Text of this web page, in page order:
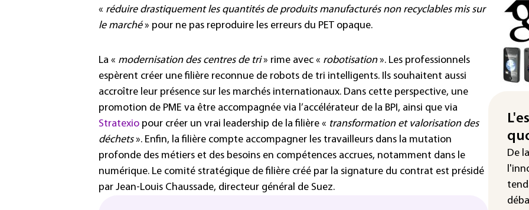
« réduire drastiquement les quantités de produits manufacturés non recyclables mis sur
le marché» pour ne pas reproduire les erreurs du PET opaque.
La « modernisation des centres de tri» rime avec « robotisation». Les professionnels
espèrent créer une filière reconnue de robots de tri intelligents. Ils souhaitent aussi
accroître leur présence sur les marchés internationaux. Dans cette perspective, une
promotion de PME va être accompagnée via l’accélérateur de la BPI, ainsi que via
Stratexio pour créer un vrai leadership de la filière « transformation et valorisation des
déchets». Enfin, la filière compte accompagner les travailleurs dans la mutation
profonde des métiers et des besoins en compétences accrues, notamment dans le
numérique. Le comité stratégique de filière créé par la signature du contrat est présidé
par Jean-Louis Chaussade, directeur général de Suez.
Le
De